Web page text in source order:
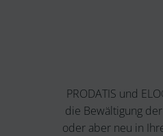
PRODATIS und
die Bewältigung
oder aber neu in